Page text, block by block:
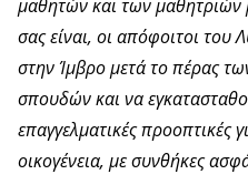
μαθητών και των μαθητριών
σας είναι, οι απόφοιτοι του
στην Ίμβρο μετά το πέρας
σπουδών και να
επαγγελματικές προοπτικές
οικογένεια, με συνθήκες